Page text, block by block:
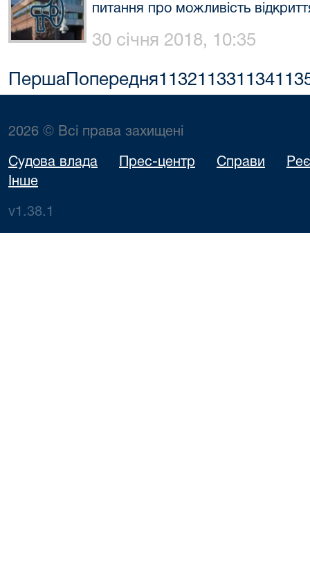
питання про можливість
30 січня 2018, 10:35
Перша Попередня113211331134
2026 © Всі права захищені
Судова влада Прес-центр Справи
Інше
v1.38.1